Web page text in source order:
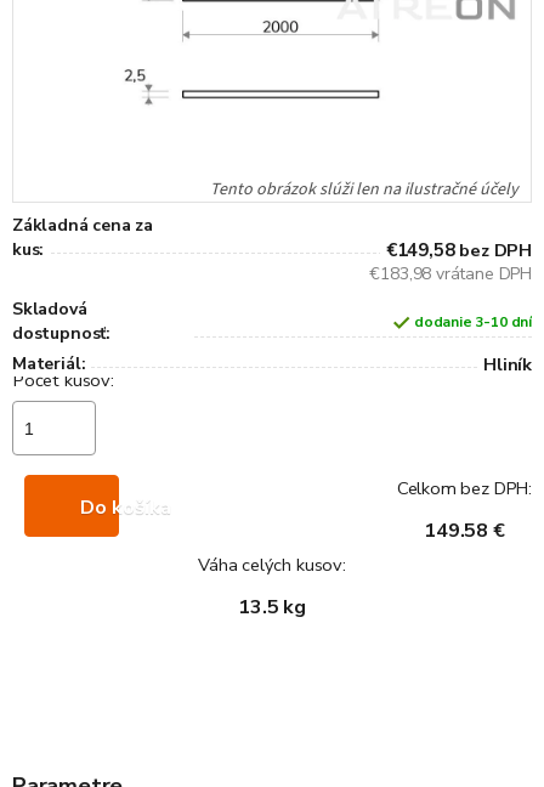
Základná cena za
kus:
€149,58 bez DPH
€183,98 vrátane DPH
Skladová
dostupnosť:
dodanie 3-10 dní
Materiál: Hliník
Do košíka
Váha celých kusov:
13.5 kg
Celkom bez DPH:
149.58 €